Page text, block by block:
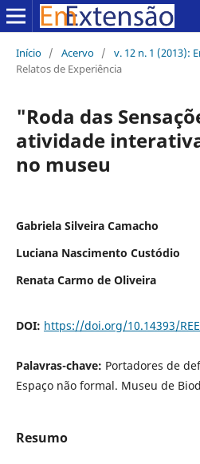
Início / Acervo / v. 12 n. 1 (2013):
Relatos de Experiência
"Roda das
atividade
no museu
Gabriela Silveira Camacho
Luciana Nascimento Custódio
Renata Carmo de Oliveira
DOI: https://doi.org/10.14393/
Palavras-chave: Portadores de
Espaço não formal. Museu de
Resumo